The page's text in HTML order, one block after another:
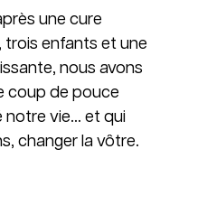
une cure
trois enfants et une
nous avons
coup de pouce
notre vie… et qui
changer la vôtre.